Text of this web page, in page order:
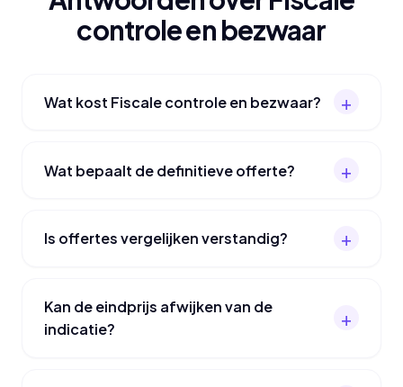
controle en bezwaar
Wat kost Fiscale controle en bezwaar?
Wat bepaalt de definitieve offerte?
Is offertes vergelijken verstandig?
Kan de eindprijs afwijken van de
indicatie?